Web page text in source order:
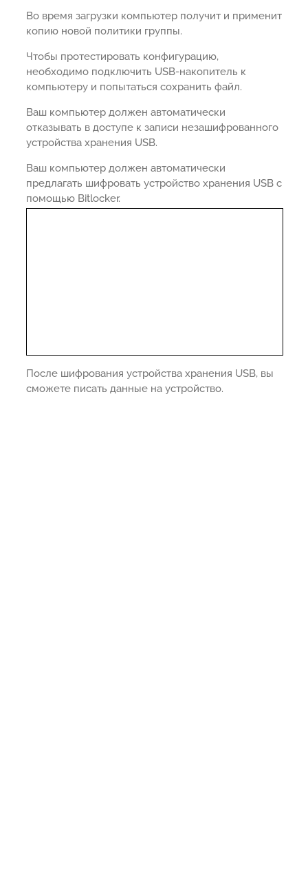
Во время загрузки компьютер получит и применит
копию новой политики группы.
Чтобы протестировать конфигурацию,
необходимо подключить USB-накопитель к
компьютеру и попытаться сохранить файл.
Ваш компьютер должен автоматически
отказывать в доступе к записи незашифрованного
устройства хранения USB.
Ваш компьютер должен автоматически
предлагать шифровать устройство хранения USB с
помощью Bitlocker.
После шифрования устройства хранения USB, вы
сможете писать данные на устройство.